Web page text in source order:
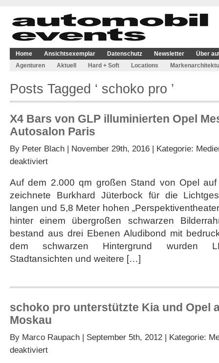
Home Ansichtsexemplar Datenschutz Newsletter
Über
Agenturen
Aktuell Hard + Soft Locations
Posts Tagged ‘ schoko pro ’
X4 Bars von GLP illuminierten Opel
Autosalon Paris
By Peter Blach | November 29th, 2016 | Kategorie:
deaktiviertfür
von
GLP
Opel
Messestand
Autosalon
Paris
Auf dem 2.000 qm großen Stand von Opel
zeichnete Burkhard Jüterbock für die
langen und 5,8 Meter hohen
hinter einem übergroßen schwarzen
bestand aus drei Ebenen Aludibond mit
dem schwarzen Hintergrund wurden
Stadtansichten und weitere […]
schoko pro unterstützte Kia und Opel
Moskau
By Marco Raupach | September 5th, 2012 | Kategorie:
deaktiviertfür